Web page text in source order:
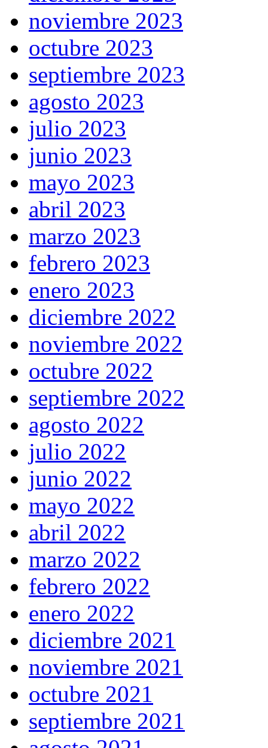
noviembre 2023
octubre 2023
septiembre 2023
agosto 2023
julio 2023
junio 2023
mayo 2023
abril 2023
marzo 2023
febrero 2023
enero 2023
diciembre 2022
noviembre 2022
octubre 2022
septiembre 2022
agosto 2022
julio 2022
junio 2022
mayo 2022
abril 2022
marzo 2022
febrero 2022
enero 2022
diciembre 2021
noviembre 2021
octubre 2021
septiembre 2021